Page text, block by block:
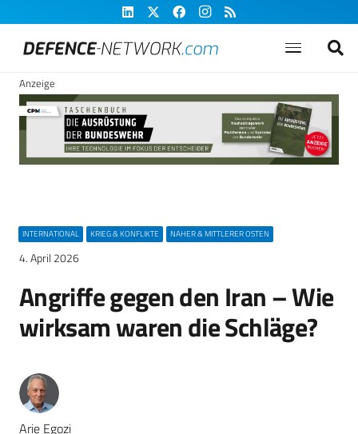
Anzeige
INTERNATIONAL KRIEG & KONFLIKTE NAHER & MITTLERER OSTEN
4. April 2026
Angriffe gegen den Iran – Wie
wirksam waren die Schläge?
Arie Egozi